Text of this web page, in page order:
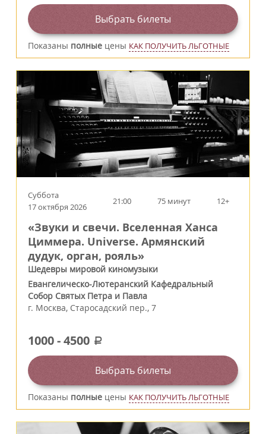
Выбрать билеты
Показаны полные цены КАК ПОЛУЧИТЬ ЛЬГОТНЫЕ
Суббота
17 октября 2026
21:00 75 минут 12+
«Звуки и свечи. Вселенная Ханса
Циммера. Universe. Армянский
дудук, орган, рояль»
Шедевры мировой киномузыки
Евангелическо-Лютеранский Кафедральный
Собор Святых Петра и Павла
г. Москва, Старосадский пер., 7
1000-4500 a
Выбрать билеты
Показаны полные цены КАК ПОЛУЧИТЬ ЛЬГОТНЫЕ